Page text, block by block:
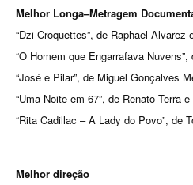
Melhor Longa–Metragem
“Dzi Croquettes”, de Raphael Alvarez
“O Homem que Engarrafava
“José e Pilar”, de Miguel Gonçalves
“Uma Noite em 67”, de Renato Terra
“Rita Cadillac – A Lady do Povo”, de
Melhor direção